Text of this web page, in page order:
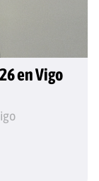
en Vigo